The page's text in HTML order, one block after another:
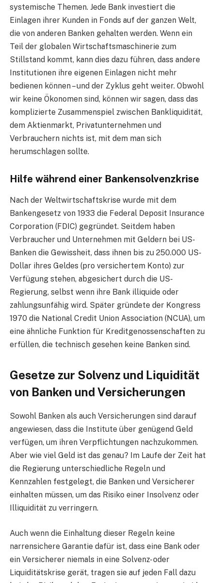
systemische Themen. Jede Bank investiert die
Einlagen ihrer Kunden in Fonds auf der ganzen Welt,
die von anderen Banken gehalten werden. Wenn ein
Teil der globalen Wirtschaftsmaschinerie zum
Stillstand kommt, kann dies dazu führen, dass andere
Institutionen ihre eigenen Einlagen nicht mehr
bedienen können – und der Zyklus geht weiter. Obwohl
wir keine Ökonomen sind, können wir sagen, dass das
komplizierte Zusammenspiel zwischen Bankliquidität,
dem Aktienmarkt, Privatunternehmen und
Verbrauchern nichts ist, mit dem man sich
herumschlagen sollte.
Hilfe während einer Bankensolvenzkrise
Nach der Weltwirtschaftskrise wurde mit dem
Bankengesetz von 1933 die Federal Deposit Insurance
Corporation (FDIC) gegründet. Seitdem haben
Verbraucher und Unternehmen mit Geldern bei US-
Banken die Gewissheit, dass ihnen bis zu 250.000 US-
Dollar ihres Geldes (pro versichertem Konto) zur
Verfügung stehen, abgesichert durch die US-
Regierung, selbst wenn ihre Bank illiquide oder
zahlungsunfähig wird. Später gründete der Kongress
1970 die National Credit Union Association (NCUA), um
eine ähnliche Funktion für Kreditgenossenschaften zu
erfüllen, die technisch gesehen keine Banken sind.
Gesetze zur Solvenz und Liquidität
von Banken und Versicherungen
Sowohl Banken als auch Versicherungen sind darauf
angewiesen, dass die Institute über genügend Geld
verfügen, um ihren Verpflichtungen nachzukommen.
Aber wie viel Geld ist das genau? Im Laufe der Zeit hat
die Regierung unterschiedliche Regeln und
Kennzahlen festgelegt, die Banken und Versicherer
einhalten müssen, um das Risiko einer Insolvenz oder
Illiquidität zu verringern.
Auch wenn die Einhaltung dieser Regeln keine
narrensichere Garantie dafür ist, dass eine Bank oder
ein Versicherer niemals in eine Solvenz- oder
Liquiditätskrise gerät, tragen sie auf jeden Fall dazu